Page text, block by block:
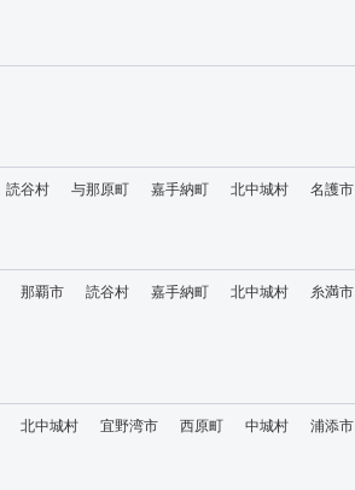
読谷村 与那原町 嘉手納町 北中城村 名護市
那覇市 読谷村 嘉手納町 北中城村 糸満市
北中城村 宜野湾市 西原町 中城村 浦添市